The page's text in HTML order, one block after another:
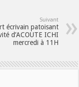
Suivant
écrivain patoisant
d’ACOUTE ICHI
mercredi à 11H